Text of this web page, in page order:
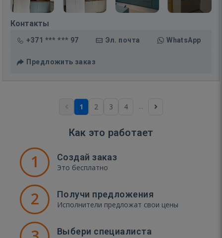
Контакты
+371 *** *** 97 Эл. почта WhatsApp
Предложить заказ
1 2 3 4 ...
Как это работает
1 Создай заказ
Это бесплатно
2 Получи предложения
Исполнители предложат свои цены
Выбери специалиста